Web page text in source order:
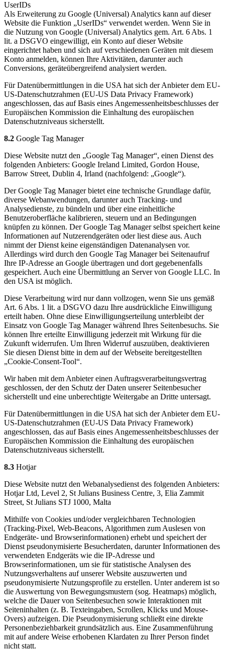
UserIDs
Als Erweiterung zu Google (Universal) Analytics kann auf dieser
Website die Funktion „UserIDs“ verwendet werden. Wenn Sie in
die Nutzung von Google (Universal) Analytics gem. Art. 6 Abs. 1
lit. a DSGVO eingewilligt, ein Konto auf dieser Website
eingerichtet haben und sich auf verschiedenen Geräten mit diesem
Konto anmelden, können Ihre Aktivitäten, darunter auch
Conversions, geräteübergreifend analysiert werden.
Für Datenübermittlungen in die USA hat sich der Anbieter dem EU-
US-Datenschutzrahmen (EU-US Data Privacy Framework)
angeschlossen, das auf Basis eines Angemessenheitsbeschlusses der
Europäischen Kommission die Einhaltung des europäischen
Datenschutzniveaus sicherstellt.
8.2 Google Tag Manager
Diese Website nutzt den „Google Tag Manager“, einen Dienst des
folgenden Anbieters: Google Ireland Limited, Gordon House,
Barrow Street, Dublin 4, Irland (nachfolgend: „Google“).
Der Google Tag Manager bietet eine technische Grundlage dafür,
diverse Webanwendungen, darunter auch Tracking- und
Analysedienste, zu bündeln und über eine einheitliche
Benutzeroberfläche kalibrieren, steuern und an Bedingungen
knüpfen zu können. Der Google Tag Manager selbst speichert keine
Informationen auf Nutzerendgeräten oder liest diese aus. Auch
nimmt der Dienst keine eigenständigen Datenanalysen vor.
Allerdings wird durch den Google Tag Manager bei Seitenaufruf
Ihre IP-Adresse an Google übertragen und dort gegebenenfalls
gespeichert. Auch eine Übermittlung an Server von Google LLC. In
den USA ist möglich.
Diese Verarbeitung wird nur dann vollzogen, wenn Sie uns gemäß
Art. 6 Abs. 1 lit. a DSGVO dazu Ihre ausdrückliche Einwilligung
erteilt haben. Ohne diese Einwilligungserteilung unterbleibt der
Einsatz von Google Tag Manager während Ihres Seitenbesuchs. Sie
können Ihre erteilte Einwilligung jederzeit mit Wirkung für die
Zukunft widerrufen. Um Ihren Widerruf auszuüben, deaktivieren
Sie diesen Dienst bitte in dem auf der Webseite bereitgestellten
„Cookie-Consent-Tool“.
Wir haben mit dem Anbieter einen Auftragsverarbeitungsvertrag
geschlossen, der den Schutz der Daten unserer Seitenbesucher
sicherstellt und eine unberechtigte Weitergabe an Dritte untersagt.
Für Datenübermittlungen in die USA hat sich der Anbieter dem EU-
US-Datenschutzrahmen (EU-US Data Privacy Framework)
angeschlossen, das auf Basis eines Angemessenheitsbeschlusses der
Europäischen Kommission die Einhaltung des europäischen
Datenschutzniveaus sicherstellt.
8.3 Hotjar
Diese Website nutzt den Webanalysedienst des folgenden Anbieters:
Hotjar Ltd, Level 2, St Julians Business Centre, 3, Elia Zammit
Street, St Julians STJ 1000, Malta
Mithilfe von Cookies und/oder vergleichbaren Technologien
(Tracking-Pixel, Web-Beacons, Algorithmen zum Auslesen von
Endgeräte- und Browserinformationen) erhebt und speichert der
Dienst pseudonymisierte Besucherdaten, darunter Informationen des
verwendeten Endgeräts wie die IP-Adresse und
Browserinformationen, um sie für statistische Analysen des
Nutzungsverhaltens auf unserer Website auszuwerten und
pseudonymisierte Nutzungsprofile zu erstellen. Unter anderem ist so
die Auswertung von Bewegungsmustern (sog. Heatmaps) möglich,
welche die Dauer von Seitenbesuchen sowie Interaktionen mit
Seiteninhalten (z. B. Texteingaben, Scrollen, Klicks und Mouse-
Overs) aufzeigen. Die Pseudonymisierung schließt eine direkte
Personenbeziehbarkeit grundsätzlich aus. Eine Zusammenführung
mit auf andere Weise erhobenen Klardaten zu Ihrer Person findet
nicht statt.